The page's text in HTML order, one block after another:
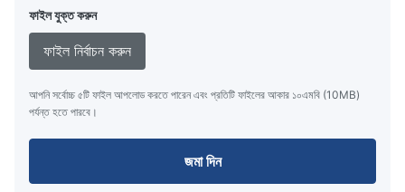
ফাইল যুক্ত করুন
ফাইল নির্বাচন করুন
আপনি সর্বোচ্চ ৫টি ফাইল আপলোড করতে পারেন এবং প্রতিটি ফাইলের আকার ১০এমবি (10MB)
পর্যন্ত হতে পারবে।
জমা দিন